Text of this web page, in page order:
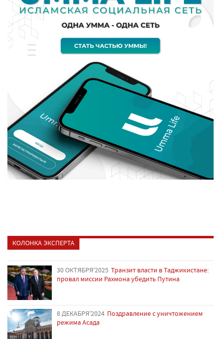
КОЛОНКА ЭКСПЕРТА
30 ОКТЯБРЯ'2025 Транзит власти в Таджикистане:
провал миссии Рахмона убедить Путина
8 ДЕКАБРЯ'2024 Поздравление с уничтожением
режима Асада